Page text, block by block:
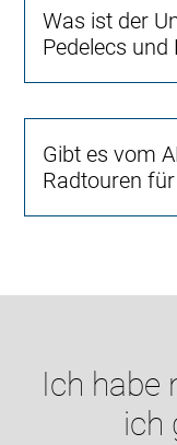
Was ist der
Pedelecs und
Gibt es vom
Radtouren
Ich habe
ich